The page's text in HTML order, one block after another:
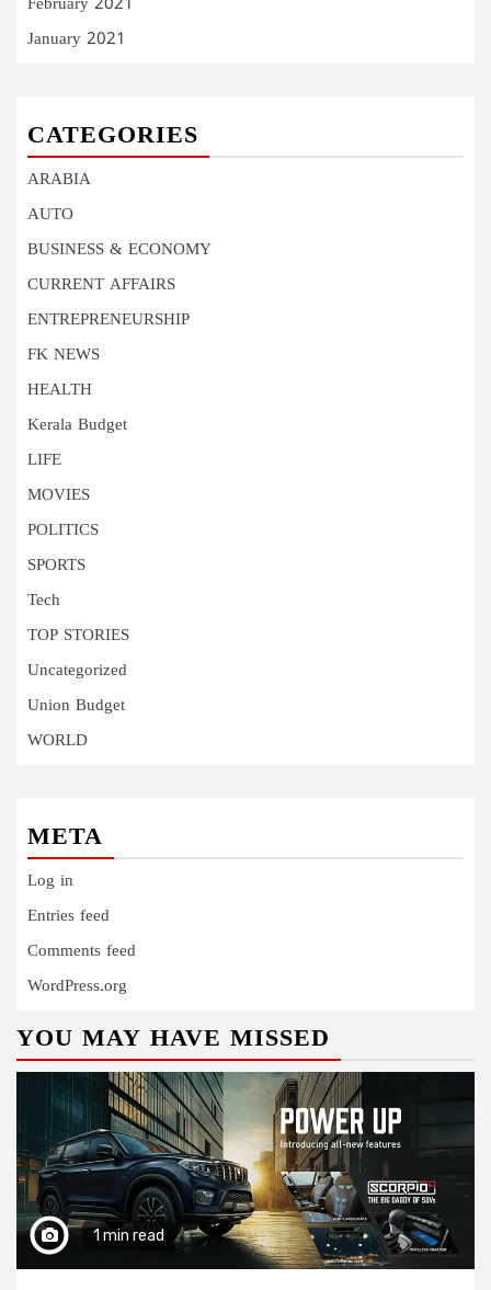
February 2021
January 2021
CATEGORIES
ARABIA
AUTO
BUSINESS & ECONOMY
CURRENT AFFAIRS
ENTREPRENEURSHIP
FK NEWS
HEALTH
Kerala Budget
LIFE
MOVIES
POLITICS
SPORTS
Tech
TOP STORIES
Uncategorized
Union Budget
WORLD
META
Log in
Entries feed
Comments feed
WordPress.org
YOU MAY HAVE MISSED
1 min read